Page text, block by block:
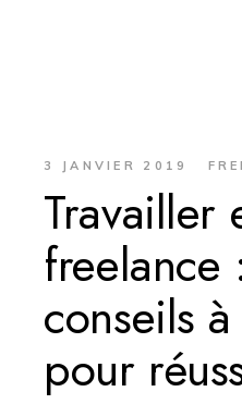
3 JANVIER 2019
Travailler
freelance
conseils
pour